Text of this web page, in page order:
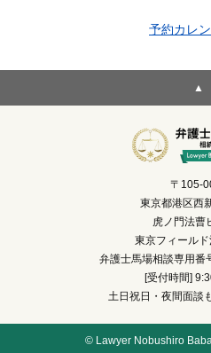
予約カレ
▲
〒105-
東京都港区西
虎ノ門法曹
東京フィール
弁護士馬場相談専用番
[受付時間]
土日祝日・夜間面談
© Lawyer Nobushiro